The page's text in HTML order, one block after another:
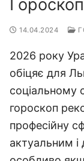
14.04.2024
2026 року
обіцяє для
соціальному
гороскоп
професійну
актуальним і